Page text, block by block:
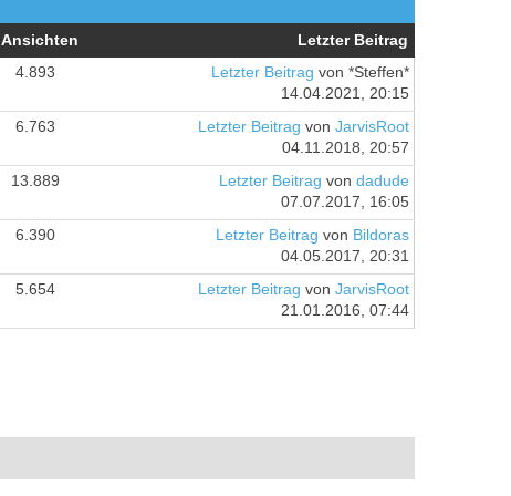
Ansichten Letzter Beitrag
4.893 Letzter Beitrag von *Steffen*
14.04.2021, 20:15
6.763 Letzter Beitrag von JarvisRoot
04.11.2018, 20:57
13.889 Letzter Beitrag von dadude
07.07.2017, 16:05
6.390 Letzter Beitrag von Bildoras
04.05.2017, 20:31
5.654 Letzter Beitrag von JarvisRoot
21.01.2016, 07:44